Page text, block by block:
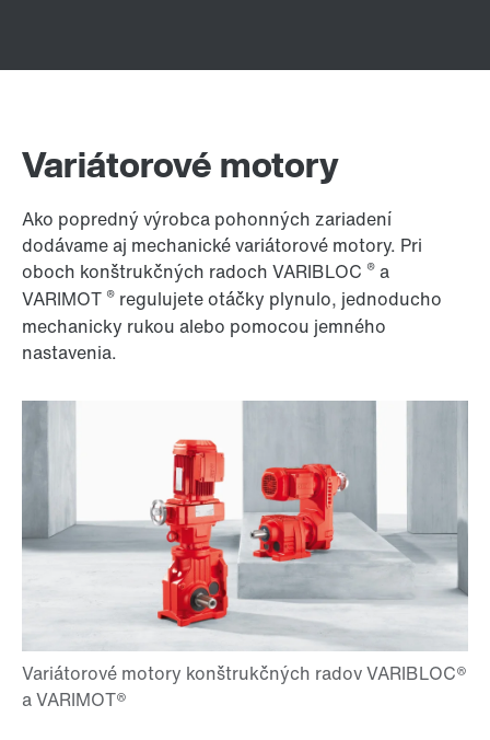
Variátorové motory
Ako popredný výrobca pohonných zariadení
dodávame aj mechanické variátorové motory. Pri
oboch konštrukčných radoch VARIBLOC ® a
VARIMOT ® regulujete otáčky plynulo, jednoducho
mechanicky rukou alebo pomocou jemného
nastavenia.